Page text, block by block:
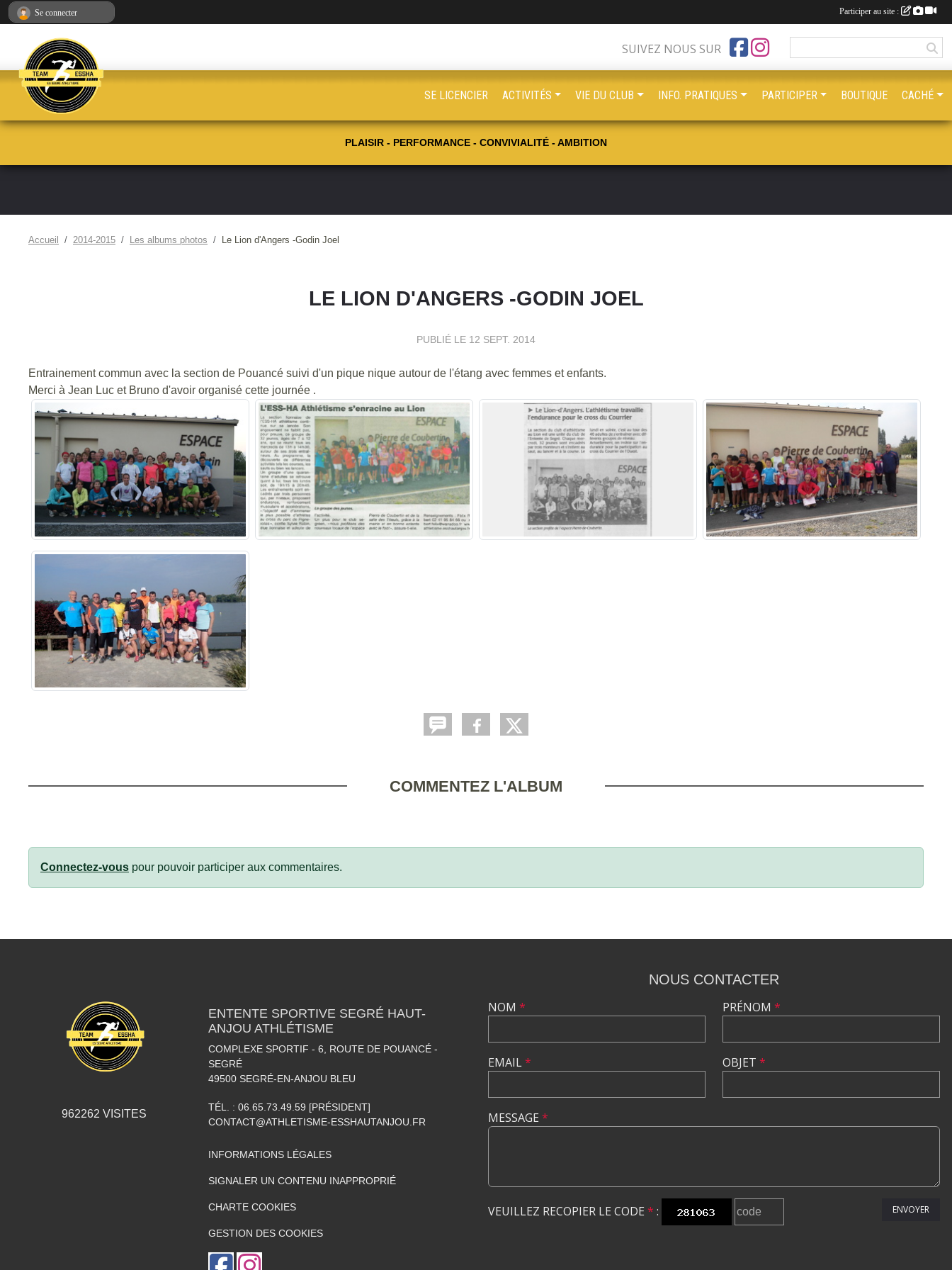
PLAISIR - PERFORMANCE - CONVIVIALITÉ - AMBITION
Accueil 2014-2015 Les albums photos Le Lion d'Angers -Godin Joel
LE LION D'ANGERS -GODIN JOEL
PUBLIÉ LE 12 SEPT. 2014
Entrainement commun avec la section de Pouancé suivi d'un pique nique autour de l'étang avec femmes et enfants.
Merci à Jean Luc et Bruno d'avoir organisé cette journée .
COMMENTEZ L'ALBUM
Connectez-vous pour pouvoir participer aux commentaires.
SUIVEZ NOUS SUR
SE LICENCIER ACTIVITÉS VIE DU CLUB INFO. PRATIQUES PARTICIPER BOUTIQUE CACHÉ
962262 VISITES
ENTENTE SPORTIVE SEGRÉ HAUT-
ANJOU ATHLÉTISME
COMPLEXE SPORTIF - 6, ROUTE DE POUANCÉ -
SEGRÉ
49500 SEGRÉ-EN-ANJOU BLEU
TÉL. : 06.65.73.49.59 [PRÉSIDENT]
CONTACT@ATHLETISME-ESSHAUTANJOU.FR
INFORMATIONS LÉGALES
SIGNALER UN CONTENU INAPPROPRIÉ
CHARTE COOKIES
GESTION DES COOKIES
NOUS CONTACTER
NOM *
EMAIL*
PRÉNOM *
OBJET *
MESSAGE *
VEUILLEZ RECOPIER LE CODE * : ENVOYER
Se connecter Participer au site :
Panneau de gestion des cookies